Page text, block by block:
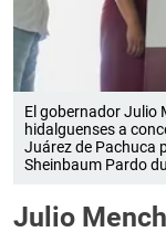
El gobernador Julio
hidalguenses a
Juárez de Pachuca
Sheinbaum Pardo
Julio